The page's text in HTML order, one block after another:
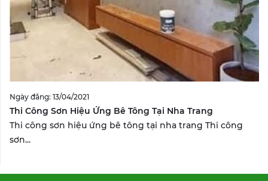
Ngày đăng: 13/04/2021
Thi Công Sơn Hiệu Ứng Bê Tông Tại Nha Trang
Thi công sơn hiệu ứng bê tông tại nha trang Thi công
sơn...